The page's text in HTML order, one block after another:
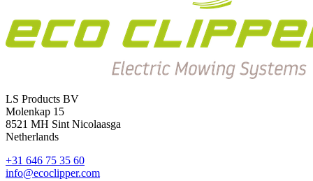
LS Products BV
Molenkap 15
8521 MH Sint Nicolaasga
Netherlands
+31 646 75 35 60
info@ecoclipper.com